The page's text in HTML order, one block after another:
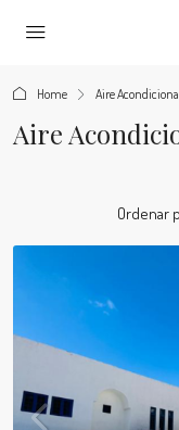
Home Aire
Aire
Ordenar